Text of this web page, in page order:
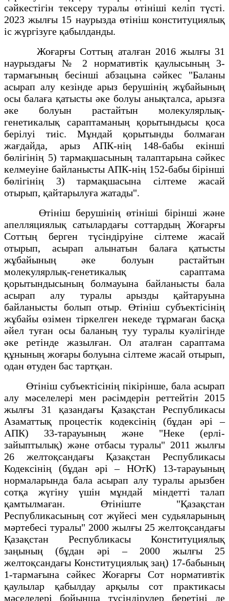
сәйкестігін тексеру туралы өтініші келіп түсті.
2023 жылғы 15 наурызда өтініш конституциялық
іс жүргізуге қабылданды.
Жоғарғы Соттың аталған 2016 жылғы 31
наурыздағы № 2 нормативтік қаулысының 3-
тармағының бесінші абзацына сәйкес "Баланы
асырап алу кезінде арыз берушінің жұбайының
осы балаға қатысты әке болуы анықталса, арызға
әке болуын растайтын молекулярлық-
генетикалық сараптаманың қорытындысы қоса
берілуі тиіс. Мұндай қорытынды болмаған
жағдайда, арыз АПК-нің 148-бабы екінші
бөлігінің 5) тармақшасының талаптарына сәйкес
келмеуіне байланысты АПК-нің 152-бабы бірінші
бөлігінің 3) тармақшасына сілтеме жасай
отырып, қайтарылуға жатады".
Өтініш берушінің өтініші бірінші және
апелляциялық сатылардағы соттардың Жоғарғы
Соттың берген түсіндіруіне сілтеме жасай
отырып, асырап алынатын балаға қатысты
жұбайының әке болуын растайтын
молекулярлық-генетикалық сараптама
қорытындысының болмауына байланысты бала
асырап алу туралы арызды қайтаруына
байланысты болып отыр. Өтініш субъектісінің
жұбайы өзімен тіркелген некеде тұрмаған басқа
әйел туған осы баланың туу туралы куәлігінде
әке ретінде жазылған. Ол аталған сараптама
құнының жоғары болуына сілтеме жасай отырып,
одан өтуден бас тартқан.
Өтініш субъектісінің пікірінше, бала асырап
алу мәселелері мен рәсімдерін реттейтін 2015
жылғы 31 қазандағы Қазақстан Республикасы
Азаматтық процестік кодексінің (бұдан әрі –
АПК) 33-тарауының және "Неке (ерлі-
зайыптылық) және отбасы туралы" 2011 жылғы
26 желтоқсандағы Қазақстан Республикасы
Кодексінің (бұдан әрі – НОтК) 13-тарауының
нормаларында бала асырап алу туралы арызбен
сотқа жүгіну үшін мұндай міндетті талап
қамтылмаған. Өтініште "Қазақстан
Республикасының сот жүйесі мен судьяларының
мәртебесі туралы" 2000 жылғы 25 желтоқсандағы
Қазақстан Республикасы Конституциялық
заңының (бұдан әрі – 2000 жылғы 25
желтоқсандағы Конституциялық заң) 17-бабының
1-тармағына сәйкес Жоғарғы Сот нормативтік
қаулылар қабылдау арқылы сот практикасы
мәселелерi бойынша түсiндірулер беретіні де